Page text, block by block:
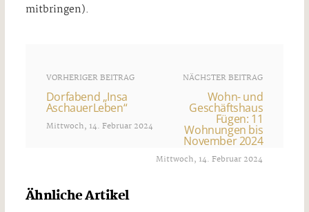
mitbringen).
VORHERIGER BEITRAG
Dorfabend „Insa
AschauerLeben“
Mittwoch, 14. Februar 2024
NÄCHSTER BEITRAG
Wohn- und
Geschäftshaus
Fügen: 11
Wohnungen bis
November 2024
Mittwoch, 14. Februar 2024
Ähnliche Artikel